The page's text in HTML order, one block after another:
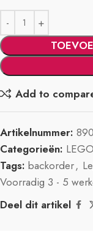
Add to
Artikelnummer:
Categorieën: LEGO
Tags: backorder,
Voorradig 3 - 5
Deel dit artikel